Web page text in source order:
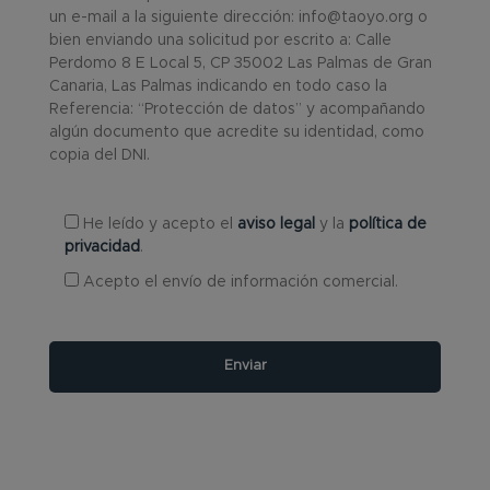
un e-mail a la siguiente dirección: info@taoyo.org o
bien enviando una solicitud por escrito a: Calle
Perdomo 8 E Local 5, CP 35002 Las Palmas de Gran
Canaria, Las Palmas indicando en todo caso la
Referencia: “Protección de datos” y acompañando
algún documento que acredite su identidad, como
copia del DNI.
He leído y acepto el aviso legal y la política de
privacidad .
Acepto el envío de información comercial.